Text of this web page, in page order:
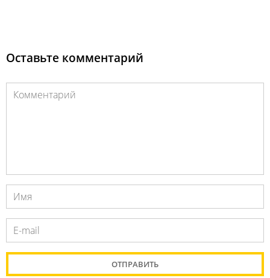
Оставьте комментарий